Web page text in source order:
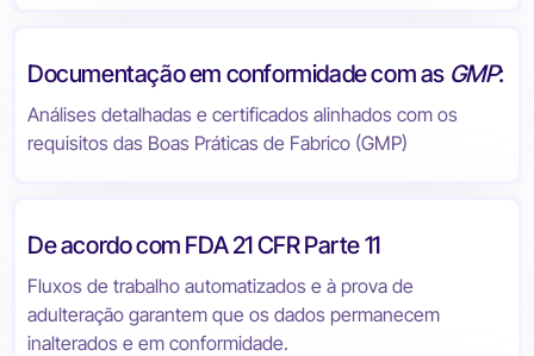
Documentação em conformidade com as GMP:
Análises detalhadas e certificados alinhados com os
requisitos das Boas Práticas de Fabrico (GMP)
De acordo com FDA 21 CFR Parte 11
Fluxos de trabalho automatizados e à prova de
adulteração garantem que os dados permanecem
inalterados e em conformidade.